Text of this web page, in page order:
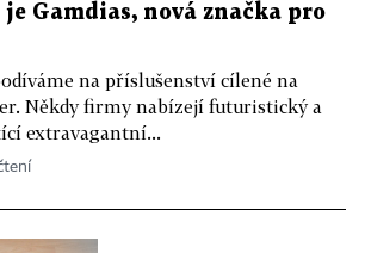
je Gamdias, nová značka pro
na příslušenství cílené na
Někdy firmy nabízejí futuristický a
extravagantní...